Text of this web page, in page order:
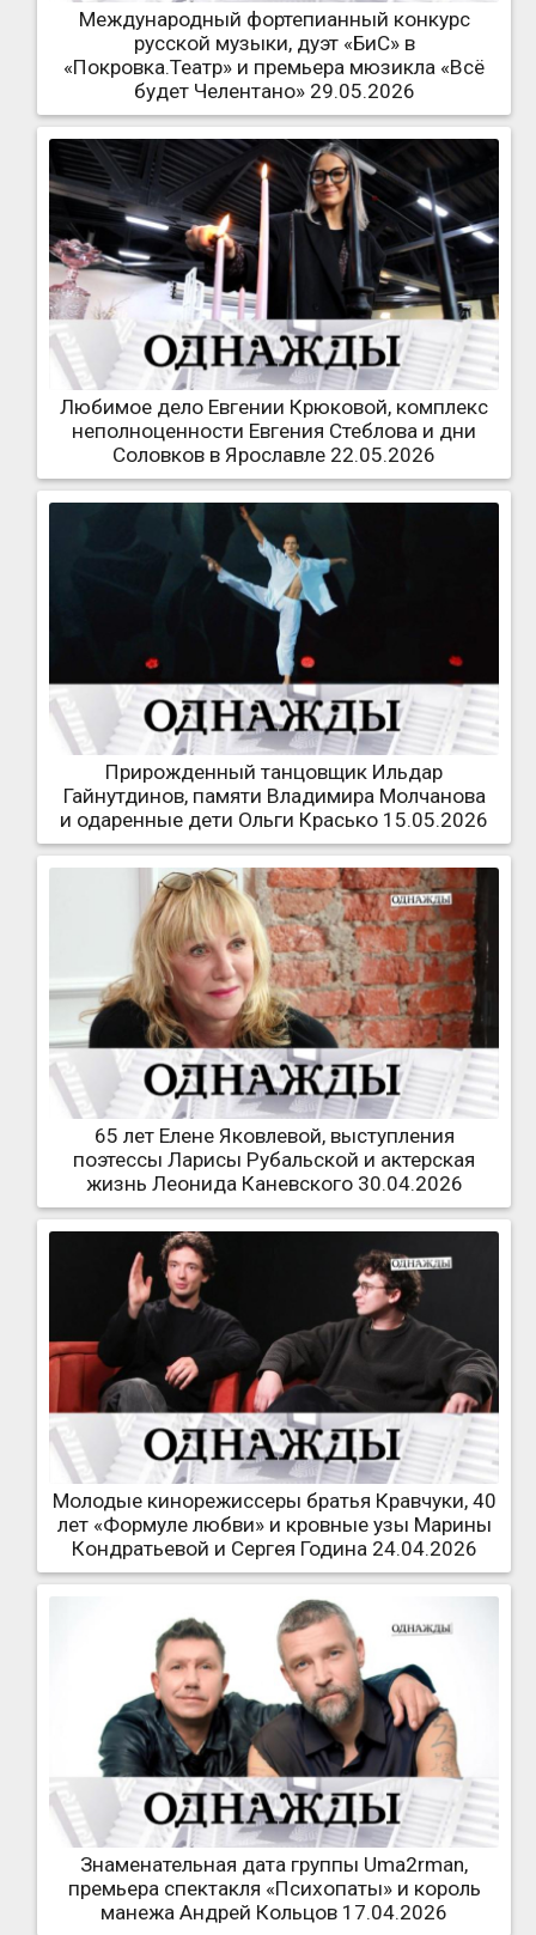
Международный фортепианный конкурс
русской музыки, дуэт «БиС» в
«Покровка.Театр» и премьера мюзикла «Всё
будет Челентано» 29.05.2026
Любимое дело Евгении Крюковой, комплекс
неполноценности Евгения Стеблова и дни
Соловков в Ярославле 22.05.2026
Прирожденный танцовщик Ильдар
Гайнутдинов, памяти Владимира Молчанова
и одаренные дети Ольги Красько 15.05.2026
65 лет Елене Яковлевой, выступления
поэтессы Ларисы Рубальской и актерская
жизнь Леонида Каневского 30.04.2026
Молодые кинорежиссеры братья Кравчуки, 40
лет «Формуле любви» и кровные узы Марины
Кондратьевой и Сергея Година 24.04.2026
Знаменательная дата группы Uma2rman,
премьера спектакля «Психопаты» и король
манежа Андрей Кольцов 17.04.2026